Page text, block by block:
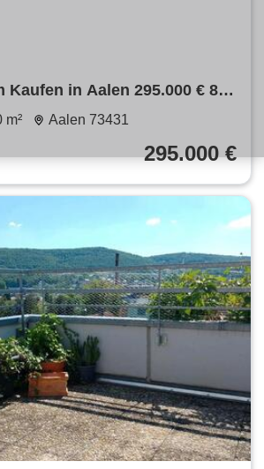
Kaufen in Aalen 295.000 € 81
m² Aalen 73431
295.000 €